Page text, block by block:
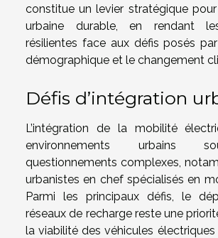
constitue un levier stratégique
urbaine durable, en rendant
résilientes face aux défis posés
démographique et le changement
Défis d’intégration
L’intégration de la mobilité
environnements urbains
questionnements complexes,
urbanistes en chef spécialisés en
Parmi les principaux défis, le
réseaux de recharge reste une
la viabilité des véhicules